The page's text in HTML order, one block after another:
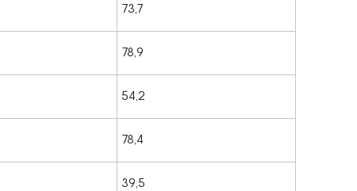
73,7
78,9
54,2
78,4
39,5